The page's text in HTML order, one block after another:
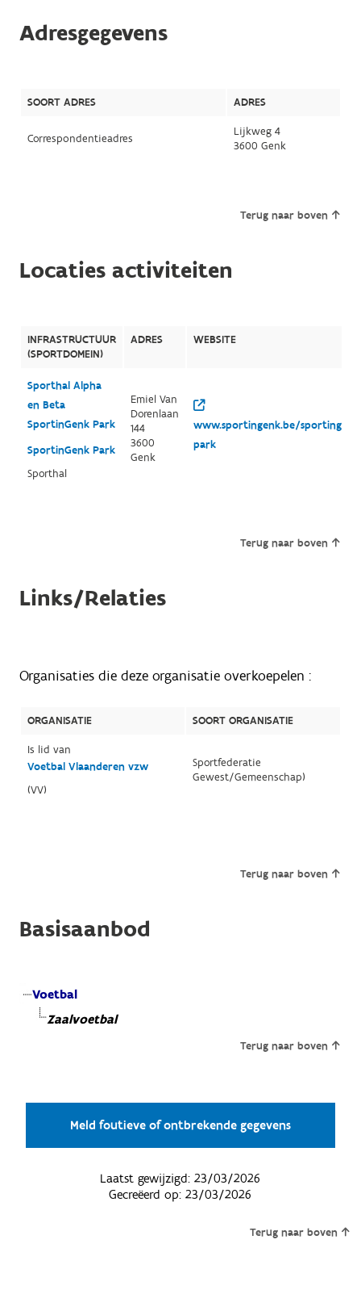
Adresgegevens
SOORT ADRES ADRES
Correspondentieadres
Lijkweg 4
3600 Genk
Terug naar boven
Locaties activiteiten
INFRASTRUCTUUR
(SPORTDOMEIN)
ADRES WEBSITE
Sporthal Alpha
en Beta
SportinGenk Park
SportinGenk Park
Sporthal
Emiel Van
Dorenlaan
144
3600
Genk
www.sportingenk.be/
park
Terug naar boven
Links/Relaties
Organisaties die deze organisatie overkoepelen :
ORGANISATIE
SOORT ORGANISATIE
Is lid van
Voetbal Vlaanderen vzw
(VV)
Sportfederatie
Gewest/Gemeenschap)
Terug naar boven
Basisaanbod
Voetbal
Zaalvoetbal
Terug naar boven
Meld foutieve of ontbrekende gegevens
Laatst gewijzigd:23/03/2026
Gecreëerd op:23/03/2026
Terug naar boven